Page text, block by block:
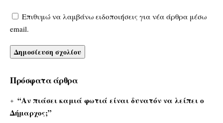
Επιθυμώ να λαμβάνω ειδοποιήσεις για νέα άρθρα μέσω
email.
Πρόσφατα άρθρα
“Αν πιάσει καμιά φωτιά είναι δυνατόν να λείπει ο
Δήμαρχος;”